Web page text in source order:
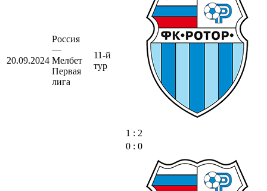
20.09.2024
Россия
—
Мелбет
Первая
лига
11-й
тур
1 : 2
0 : 0